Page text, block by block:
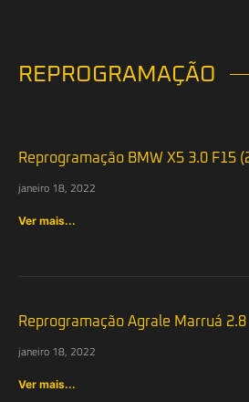
REPROGRAMAÇÃO
Reprogramação BMW X5 3.0 F15
janeiro 18, 2022
Ver mais...
Reprogramação Agrale Marruá 2.8
janeiro 18, 2022
Ver mais...